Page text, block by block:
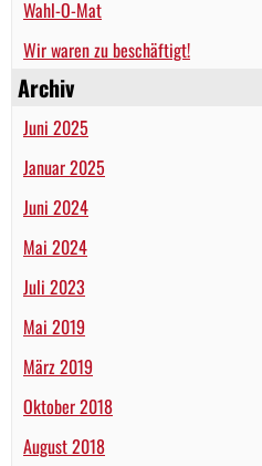
Wahl-O-Mat
Wir waren zu beschäftigt!
Archiv
Juni 2025
Januar 2025
Juni 2024
Mai 2024
Juli 2023
Mai 2019
März 2019
Oktober 2018
August 2018